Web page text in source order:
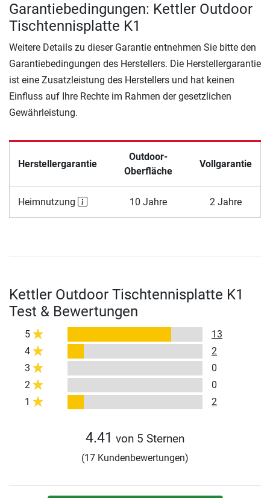
Garantiebedingungen: Kettler Outdoor
Tischtennisplatte K1
Weitere Details zu dieser Garantie entnehmen Sie bitte den
Garantiebedingungen des Herstellers. Die Herstellergarantie
ist eine Zusatzleistung des Herstellers und hat keinen
Einfluss auf Ihre Rechte im Rahmen der gesetzlichen
Gewährleistung.
Herstellergarantie
Outdoor-
Oberfläche
Vollgarantie
Heimnutzung 10 Jahre 2 Jahre
Kettler Outdoor Tischtennisplatte K1
Test & Bewertungen
5
13
4
2
3
0
2
0
1
2
4.41 von 5 Sternen
(17 Kundenbewertungen)